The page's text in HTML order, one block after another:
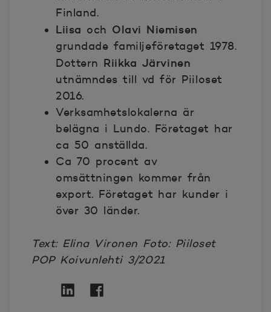
Finland.
Liisa och Olavi Niemisen
grundade familjeföretaget 1978.
Dottern Riikka Järvinen
utnämndes till vd för Piiloset
2016.
Verksamhetslokalerna är
belägna i Lundo. Företaget har
ca 50 anställda.
Ca 70 procent av
omsättningen kommer från
export. Företaget har kunder i
över 30 länder.
Text: Elina Vironen Foto: Piiloset
POP Koivunlehti 3/2021